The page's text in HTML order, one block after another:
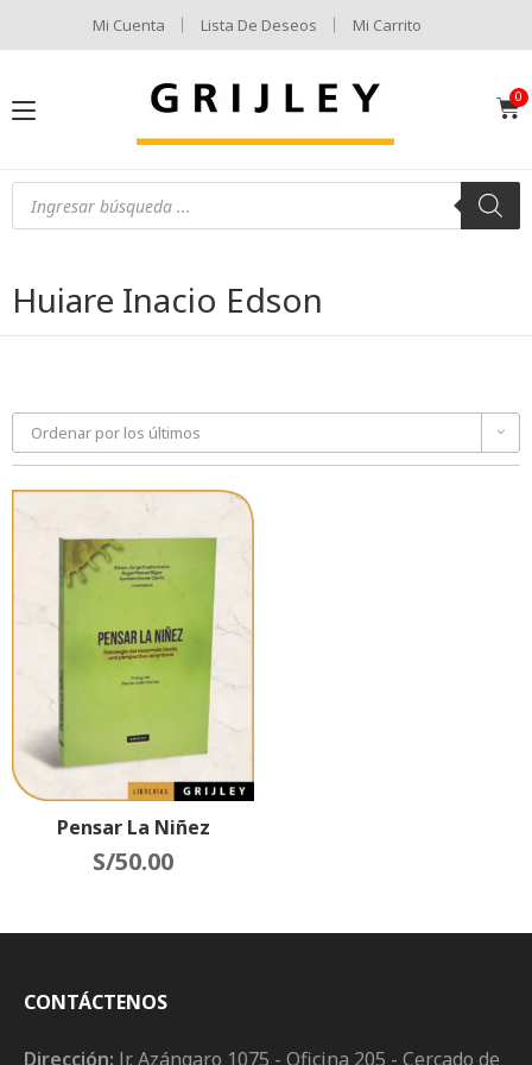
Mi Cuenta Lista De Deseos Mi Carrito
Huiare Inacio Edson
Ordenar por los últimos
Pensar La Niñez
S/50.00
CONTÁCTENOS
Dirección: Jr. Azángaro 1075 - Oficina 205 - Cercado de